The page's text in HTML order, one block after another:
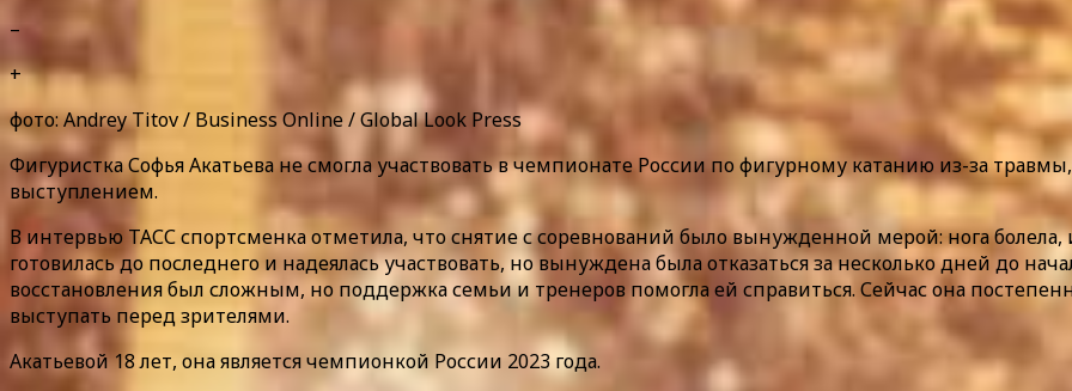
–
+
фото: Andrey Titov / Business Online / Global Look Press
Фигуристка Софья Акатьева не смогла участвовать в чемпионате России по фигурному катанию из-за
выступлением.
В интервью ТАСС спортсменка отметила, что снятие с соревнований было вынужденной мерой: нога болела,
готовилась до последнего и надеялась участвовать, но вынуждена была отказаться за несколько дней до
восстановления был сложным, но поддержка семьи и тренеров помогла ей справиться. Сейчас она
выступать перед зрителями.
Акатьевой 18 лет, она является чемпионкой России 2023 года.